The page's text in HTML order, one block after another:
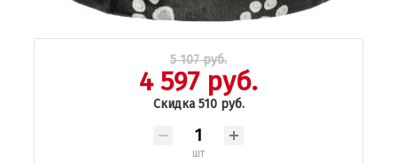
5 107 руб.
4 597 руб.
Скидка 510 руб.
шт